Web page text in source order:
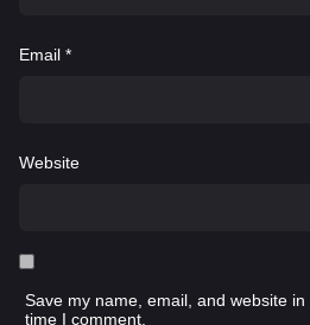
Email *
Website
Save my name, email, and website
time I comment.